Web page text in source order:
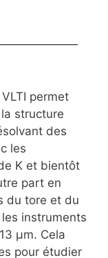
permet
structure
des
les
K et bientôt
part en
du tore et du
instruments
µm. Cela
pour étudier